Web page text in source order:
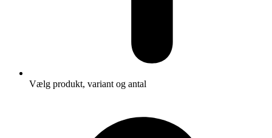
Vælg produkt, variant og antal